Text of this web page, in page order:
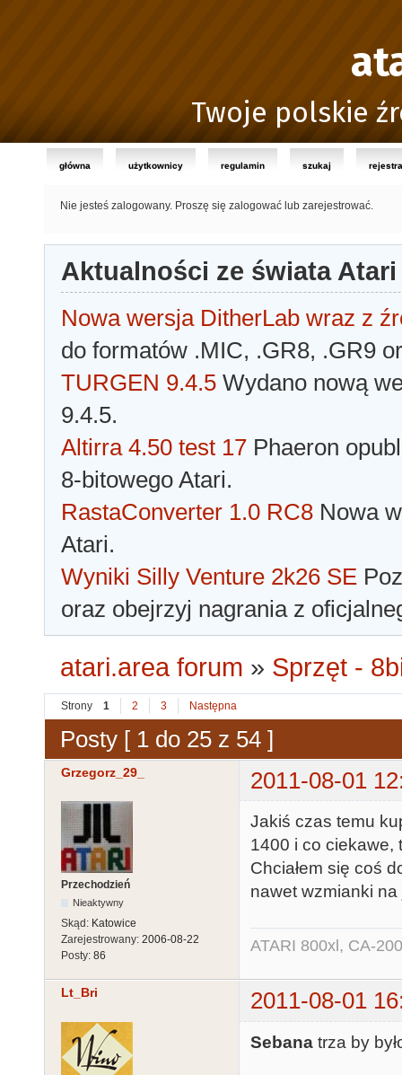
Twoje polskie
główna użytkownicy regulamin szukaj
Nie jesteś zalogowany. Proszę się zalogować lub zarejestrować.
Aktualności ze świata Atari
Nowa wersja DitherLab wraz z
do formatów .MIC, .GR8, .GR9
TURGEN 9.4.5 Wydano nową
9.4.5.
Altirra 4.50 test 17 Phaeron
8-bitowego Atari.
RastaConverter 1.0 RC8 Nowa
Atari.
Wyniki Silly Venture 2k26 SE
oraz obejrzyj nagrania z
atari.area forum » Sprzęt -
Strony 1 2 3 Następna
Posty [ 1 do 25 z 54 ]
Grzegorz_29_ 2011-08-01
Przechodzień
Nieaktywny
Skąd: Katowice
Zarejestrowany: 2006-08-22
Posty: 86
Jakiś czas temu
1400 i co ciekawe,
Chciałem się coś
nawet wzmianki
ATARI 800xl, CA-
Lt_Bri 2011-08-01
Sebana trza by